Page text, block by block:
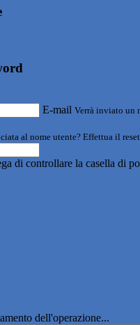
E-mail Verrà inviato un
al nome utente? Effettua il
di controllare la casella di
dell'operazione...